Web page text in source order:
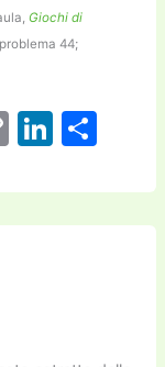
Giochi di
44;
C
p
y
Li
k
e
C
n
di